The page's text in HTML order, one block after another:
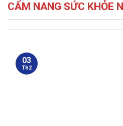
CẨM NANG SỨC KHỎE
03
Th2